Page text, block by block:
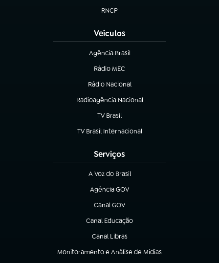
RNCP
(abre em nova aba)
Veículos
Agência Brasil
(abre em nova aba)
Rádio MEC
(abre em nova aba)
Rádio Nacional
Radioagência Nacional
(abre em nova aba)
TV Brasil
(abre em nova aba)
TV Brasil Internacional
(abre em nova aba)
Serviços
A Voz do Brasil
(abre em nova aba)
Agência GOV
(abre em nova aba)
Canal GOV
(abre em nova aba)
Canal Educação
(abre em nova aba)
Canal Libras
(abre em nova aba)
Monitoramento e Análise de Mídias
(abre em nova aba)